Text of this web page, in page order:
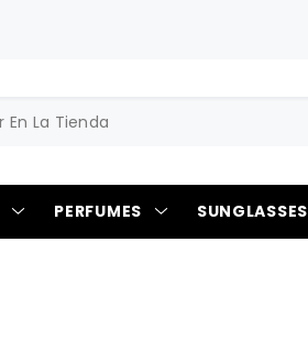
PERFUMES SUNGLASSES